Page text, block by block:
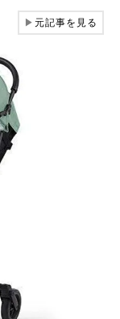
▶元記事を見る